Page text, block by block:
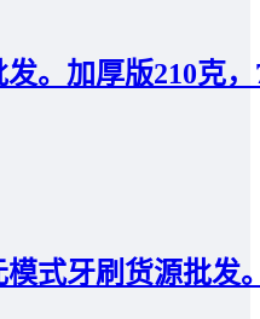
。加厚版210克
式牙刷货源批发